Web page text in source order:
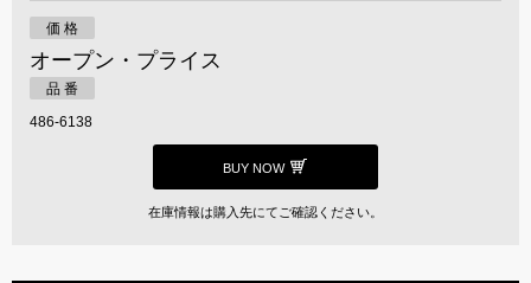
価 格
オープン・プライス
品 番
486-6138
BUY NOW
在庫情報は購入先にてご確認ください。